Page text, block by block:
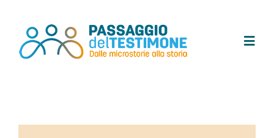
contenuto